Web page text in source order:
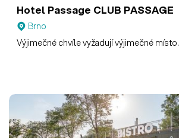
Hotel Passage CLUB PASSAGE
Brno
Výjimečné chvíle vyžadují výjimečné místo.